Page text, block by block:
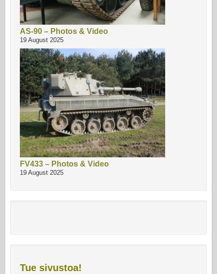
AS-90 – Photos & Video
19 August 2025
FV433 – Photos & Video
19 August 2025
Tue sivustoa!